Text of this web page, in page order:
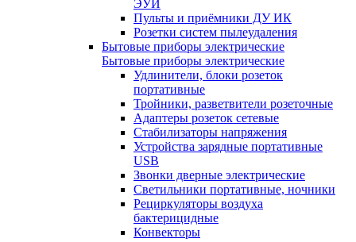
ЭУИ
Пульты и приёмники ДУ ИК
Розетки систем пылеудаления
Бытовые приборы электрические
Бытовые приборы электрические
Удлинители, блоки розеток
портативные
Тройники, разветвители розеточные
Адаптеры розеток сетевые
Стабилизаторы напряжения
Устройства зарядные портативные
USB
Звонки дверные электрические
Светильники портативные, ночники
Рециркуляторы воздуха
бактерицидные
Конвекторы